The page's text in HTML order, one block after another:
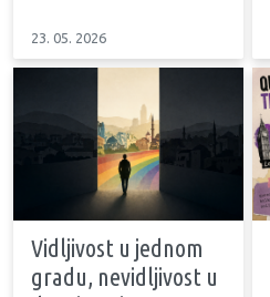
23. 05. 2026
Vidljivost u jednom
gradu, nevidljivost u